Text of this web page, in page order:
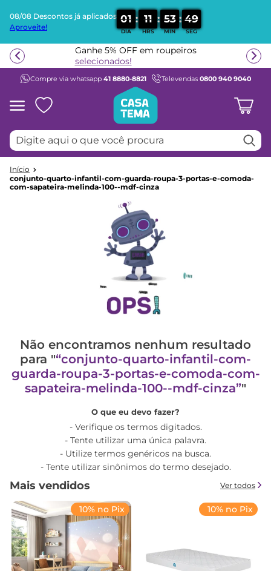
08/08 Descontos já aplicados
Aproveite!
01
DIA
: 11
HRS
: 53
MIN
: 49
SEG
Ganhe 5% OFF em roupeiros
selecionados!
Compre via whatsapp 41 8880-8821 Televendas 0800 940 9040
Digite aqui o que você procura
conjunto-quarto-infantil-com-guarda-roupa-3-portas-e-comoda-
com-sapateira-melinda-100--mdf-cinza
Não encontramos nenhum resultado
para " conjunto-quarto-infantil-com-
guarda-roupa-3-portas-e-comoda-com-
sapateira-melinda-100--mdf-cinza "
O que eu devo fazer?
Verifique os termos digitados.
Tente utilizar uma única palavra.
Utilize termos genéricos na busca.
Tente utilizar sinônimos do termo desejado.
Mais vendidos Ver todos
10% no Pix 10% no Pix
1º
guarda roupa
3º
bicama
º
escrivaninha
6º
petit
7º
cama infantil